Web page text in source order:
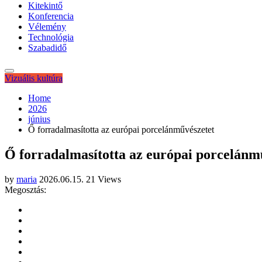
Kitekintő
Konferencia
Vélemény
Technológia
Szabadidő
Vizuális kultúra
Home
2026
június
Ő forradalmasította az európai porcelánművészetet
Ő forradalmasította az európai
by maria 2026.06.15. 21 Views
Megosztás: